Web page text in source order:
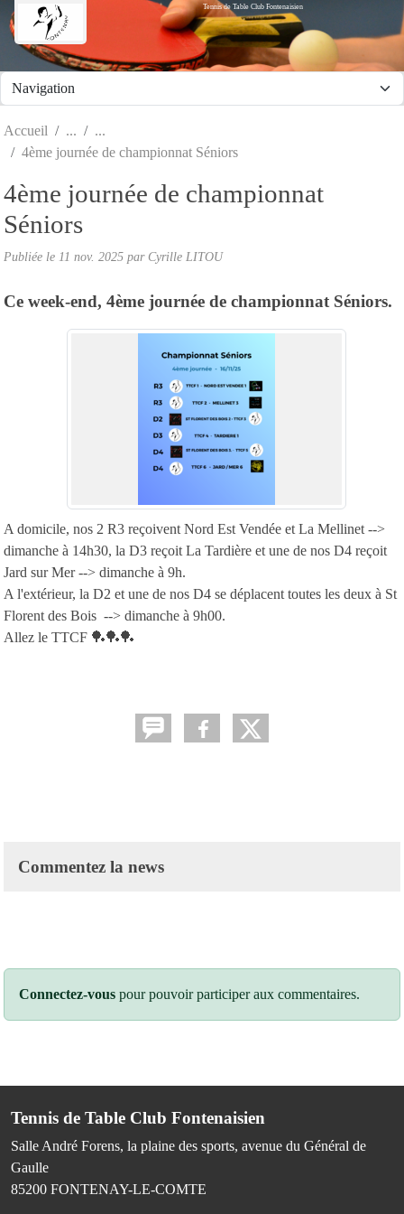
Tennis de Table Club Fontenaisien
Accueil
4ème journée de championnat Séniors
4ème journée de championnat
Séniors
Publiée le 11 nov. 2025 par Cyrille LITOU
Ce week-end, 4ème journée de championnat Séniors.
A domicile, nos 2 R3 reçoivent Nord Est Vendée et La Mellinet -->
dimanche à 14h30, la D3 reçoit La Tardière et une de nos D4 reçoit
Jard sur Mer --> dimanche à 9h.
A l'extérieur, la D2 et une de nos D4 se déplacent toutes les deux à St
Florent des Bois --> dimanche à 9h00.
Allez le TTCF 🏓🏓🏓
Commentez la news
Connectez-vous pour pouvoir participer aux commentaires.
Tennis de Table Club Fontenaisien
Salle André Forens, la plaine des sports, avenue du Général de
Gaulle
85200 FONTENAY-LE-COMTE
Panneau de gestion des cookies